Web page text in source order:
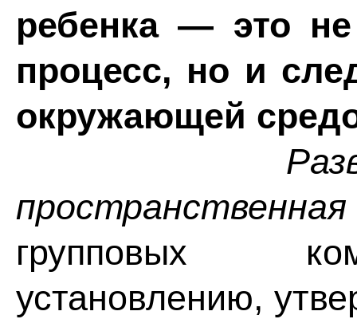
ребенка — это
процесс, но и
окружающей
групповых
установлению,